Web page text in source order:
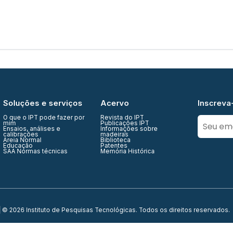
Soluções e serviços
O que o IPT pode fazer por
mim
Ensaios, análises e
calibrações
Areia Normal
Educação
SAA Normas técnicas
Acervo
Revista do IPT
Publicações IPT
Informações sobre
madeiras
Biblioteca
Patentes
Memória Histórica
| © 2026 Instituto de Pesquisas Tecnológicas. Todos os direitos reservados.